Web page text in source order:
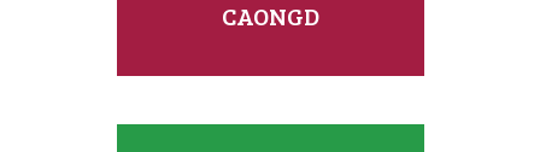
CAONGD